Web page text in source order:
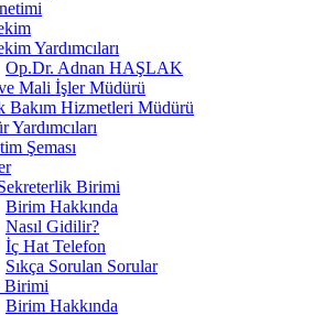
Yardımcıları
Op.Dr. Adnan HAŞLAK
Mali İşler Müdürü
Bakım Hizmetleri Müdürü
Yardımcıları
Şeması
Birimi
Birim Hakkında
Nasıl Gidilir?
İç Hat Telefon
Sıkça Sorulan Sorular
Birimi
Birim Hakkında